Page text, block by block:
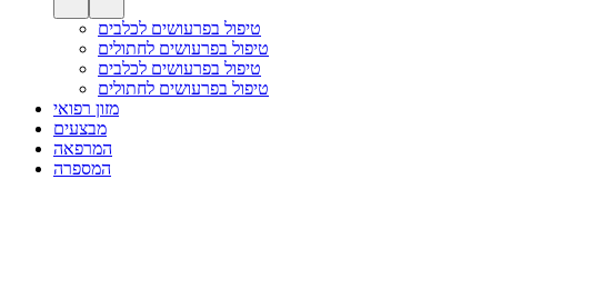
טיפול בפרעושים לכלבים
טיפול בפרעושים לחתולים
טיפול בפרעושים לכלבים
טיפול בפרעושים לחתולים
מזון רפואי
מבצעים
המרפאה
המספרה